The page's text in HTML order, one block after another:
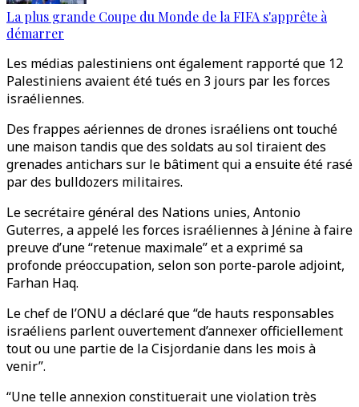
La plus grande Coupe du Monde de la FIFA s'apprête à
démarrer
Les médias palestiniens ont également rapporté que 12
Palestiniens avaient été tués en 3 jours par les forces
israéliennes.
Des frappes aériennes de drones israéliens ont touché
une maison tandis que des soldats au sol tiraient des
grenades antichars sur le bâtiment qui a ensuite été rasé
par des bulldozers militaires.
Le secrétaire général des Nations unies, Antonio
Guterres, a appelé les forces israéliennes à Jénine à faire
preuve d’une “retenue maximale” et a exprimé sa
profonde préoccupation, selon son porte-parole adjoint,
Farhan Haq.
Le chef de l’ONU a déclaré que “de hauts responsables
israéliens parlent ouvertement d’annexer officiellement
tout ou une partie de la Cisjordanie dans les mois à
venir”.
“Une telle annexion constituerait une violation très